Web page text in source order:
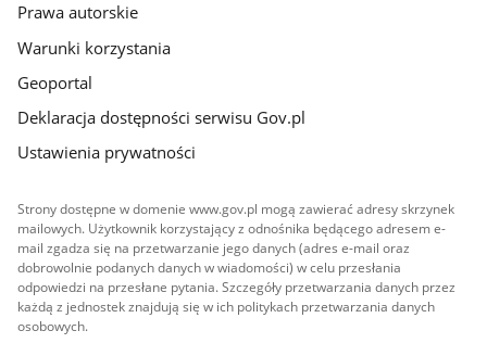
Prawa autorskie
Warunki korzystania
Geoportal
Deklaracja dostępności serwisu Gov.pl
Ustawienia prywatności
Strony dostępne w domenie www.gov.pl mogą zawierać adresy skrzynek
mailowych. Użytkownik korzystający z odnośnika będącego adresem e-
mail zgadza się na przetwarzanie jego danych (adres e-mail oraz
dobrowolnie podanych danych w wiadomości) w celu przesłania
odpowiedzi na przesłane pytania. Szczegóły przetwarzania danych przez
każdą z jednostek znajdują się w ich politykach przetwarzania danych
osobowych.